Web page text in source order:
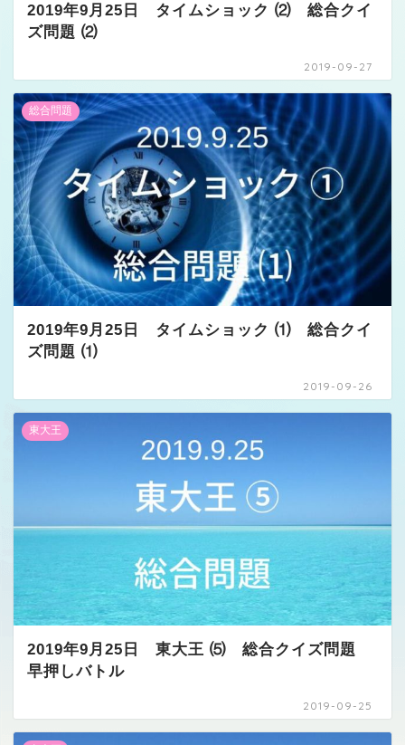
2019年9月25日 タイムショック ⑵ 総合クイ
ズ問題 ⑵
2019-09-27
総合問題
2019年9月25日 タイムショック ⑴ 総合クイ
ズ問題 ⑴
2019-09-26
東大王
2019年9月25日 東大王 ⑸ 総合クイズ問題
早押しバトル
2019-09-25